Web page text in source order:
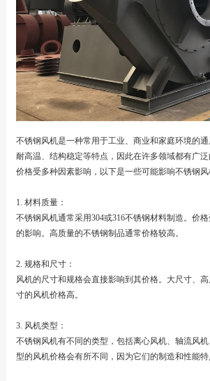
不锈钢风机是一种常用于工业、商业和家庭环境的通
耐高温、结构稳定等特点，因此在许多领域都有广
价格受多种因素影响，以下是一些可能影响不锈钢风
1. 材料质量：
不锈钢风机通常采用304或316不锈钢材料制造。价
的影响。高质量的不锈钢制品通常价格较高。
2. 规格和尺寸：
风机的尺寸和规格会直接影响到其价格。大尺寸、
寸的风机价格高。
3. 风机类型：
不锈钢风机有不同的类型，包括离心风机、轴流风
型的风机价格会有所不同，因为它们的制造和性能特